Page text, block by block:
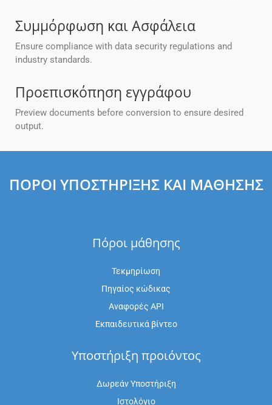
Συμμόρφωση και Ασφάλεια
Ensure compliance with data security regulations and
industry standards.
Προεπισκόπηση εγγράφου
Preview documents before conversion to ensure desired
output.
ΠΌΡΟΙ ΥΠΟΣΤΉΡΙΞΗΣ ΚΑΙ ΜΆΘΗΣΗΣ
Πόροι μάθησης
Τεκμηρίωση
Πηγαίος κώδικας
Αναφορές API
Εκπαιδευτικά βίντεο
Υποστήριξη προιόντος
Δωρεάν Υποστήριξη
Ιστολόγιο